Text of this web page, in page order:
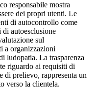
responsabile mostra
dei propri utenti. Le
di autocontrollo come
autoesclusione
sul
a organizzazioni
ludopatia. La trasparenza
riguardo ai requisiti di
di prelievo, rappresenta un
verso la clientela.